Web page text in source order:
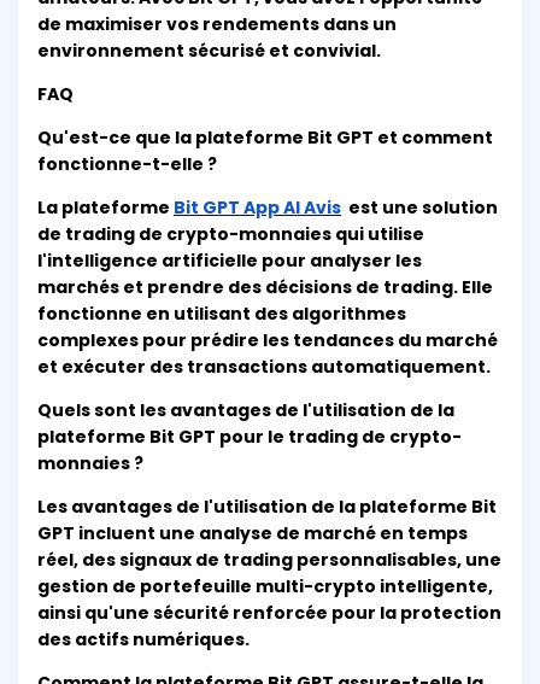
de maximiser vos rendements dans un
environnement sécurisé et convivial.
FAQ
Qu'est-ce que la plateforme Bit GPT et comment
fonctionne-t-elle ?
La plateforme Bit GPT App AI Avis est une solution
de trading de crypto-monnaies qui utilise
l'intelligence artificielle pour analyser les
marchés et prendre des décisions de trading. Elle
fonctionne en utilisant des algorithmes
complexes pour prédire les tendances du marché
et exécuter des transactions automatiquement.
Quels sont les avantages de l'utilisation de la
plateforme Bit GPT pour le trading de crypto-
monnaies ?
Les avantages de l'utilisation de la plateforme Bit
GPT incluent une analyse de marché en temps
réel, des signaux de trading personnalisables, une
gestion de portefeuille multi-crypto intelligente,
ainsi qu'une sécurité renforcée pour la protection
des actifs numériques.